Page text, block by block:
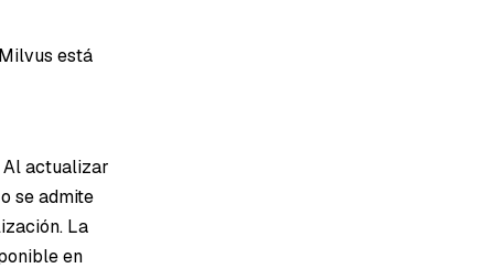
está
Al actualizar
se admite
La
en